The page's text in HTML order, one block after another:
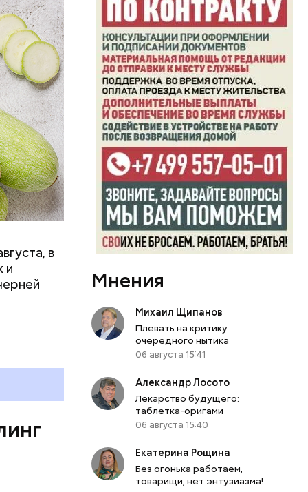
в
и
у
Мнения
Михаил Щипанов
Плевать на критику
очередного нытика
06 августа 15:41
Александр Лосото
Лекарство будущего:
таблетка-оригами
06 августа 15:40
Екатерина Рощина
Без огонька работаем,
товарищи, нет энтузиазма!